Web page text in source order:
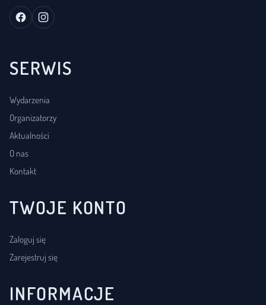
SERWIS
Wydarzenia
Organizatorzy
Aktualności
O nas
Kontakt
TWOJE KONTO
Zaloguj się
Zarejestruj się
INFORMACJE